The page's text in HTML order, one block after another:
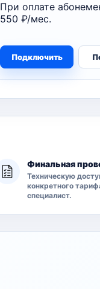
При оплате
550 ₽/мес.
Подключить
Финальная
Техническую
конкретного
специалист.